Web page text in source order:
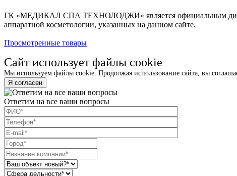
ГК «МЕДИКАЛ СПА ТЕХНОЛОДЖИ» является официальным
аппаратной косметологии, указанных на данном сайте.
Просмотренные товары
Сайт использует файлы cookie
Мы используем файлы cookie. Продолжая использование сайта, вы
Я согласен
Ответим на все ваши вопросы